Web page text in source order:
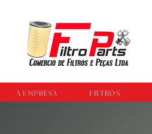
A EMPRESA FILTROS